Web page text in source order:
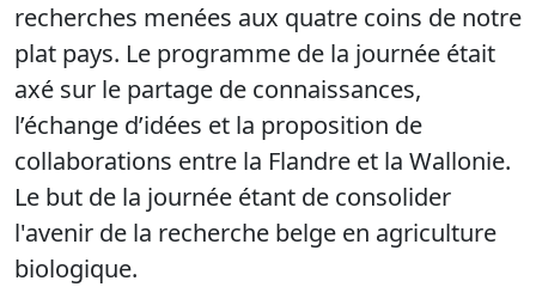
recherches menées aux quatre coins de notre
plat pays. Le programme de la journée était
axé sur le partage de connaissances,
l’échange d’idées et la proposition de
collaborations entre la Flandre et la Wallonie.
Le but de la journée étant de consolider
l'avenir de la recherche belge en agriculture
biologique.